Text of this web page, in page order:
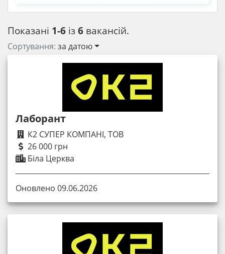
Показані 1-6 із6 вакансій.
Сортування: за датою
Лаборант
К2 СУПЕР КОМПАНІ, ТОВ
26 000 грн
Біла Церква
Оновлено 09.06.2026